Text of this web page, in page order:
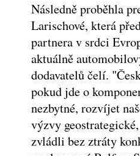
Následně proběhla
Larischové, která
partnera v srdci
aktuálně
dodavatelů čelí.
pokud jde o
nezbytné, rozvíjet
výzvy
zvládli bez ztráty